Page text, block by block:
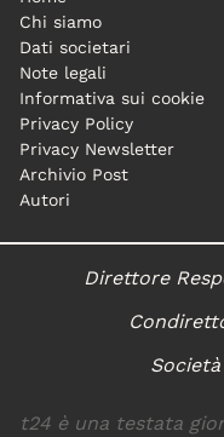
Chi siamo
Dati societari
Note legali
Informativa sui cookie
Privacy Policy
Privacy Newsletter
Archivio Post
Autori
Direttore
t24 è una testata